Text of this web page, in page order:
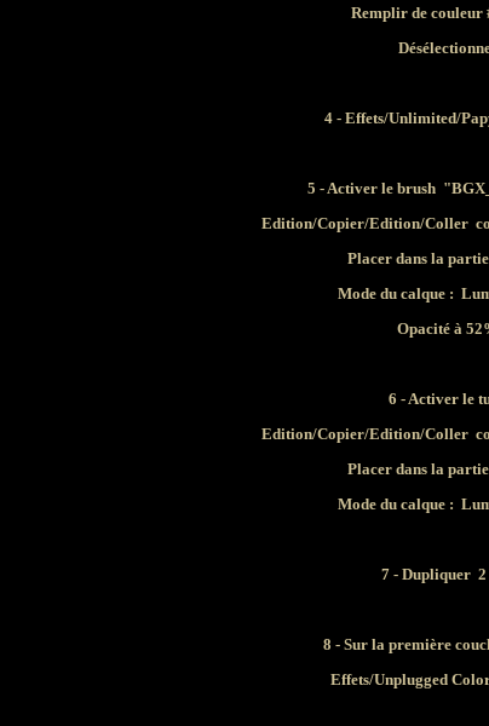
Remplir de couleur
4 - Effets/Unlimited/
5 - Activer le brush
Edition/Copier/Edition/Coller
Placer dans la
Mode du calque :
Opacité à
6 - Activer le
Edition/Copier/Edition/Coller
Placer dans la
Mode du calque :
7 - Dupliquer 2
8 - Sur la première
Effets/Unplugged